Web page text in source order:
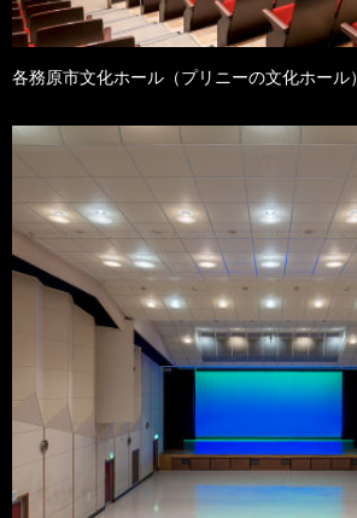
各務原市文化ホール（プリニーの文化ホール）